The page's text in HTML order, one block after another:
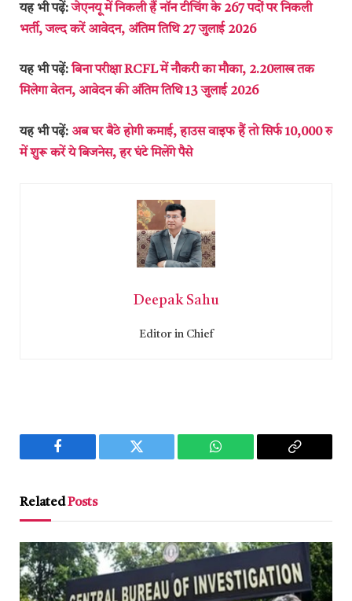
यह भी पढ़ें:जेएनयू में निकली हैं नॉन टीचिंग के 267 पदों पर निकली
भर्ती, जल्द करें आवेदन, अंतिम तिथि 27 जुलाई 2026
यह भी पढ़ें:बिना परीक्षा RCFL में नौकरी का मौका, 2.20लाख तक
मिलेगा वेतन, आवेदन की अंतिम तिथि 13 जुलाई 2026
यह भी पढ़ें: अब घर बैठे होगी कमाई, हाउस वाइफ हैं तो सिर्फ 10,000 रु
में शुरू करें ये बिजनेस, हर घंटे मिलेंगे पैसे
Deepak Sahu
Editor in Chief
Facebook Twitter WhatsApp
Copy
RelatedPosts